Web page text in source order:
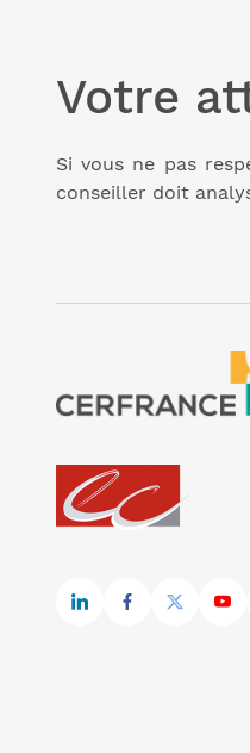
Votre
Si vous ne pas